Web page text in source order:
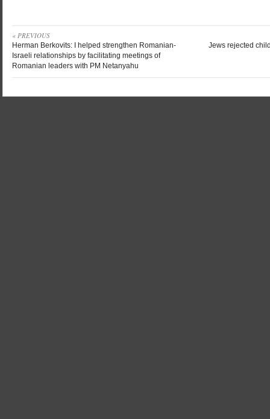
« PREVIOUS
Herman Berkovits: I helped strengthen Romanian-
Israeli relationships by facilitating meetings of
Romanian leaders with PM Netanyahu
Jews rejected